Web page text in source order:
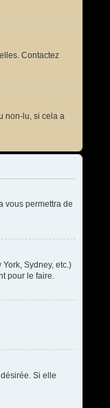
Contactez
non-lu, si cela a
vous permettra de
Sydney, etc.)
pour le faire.
Si elle